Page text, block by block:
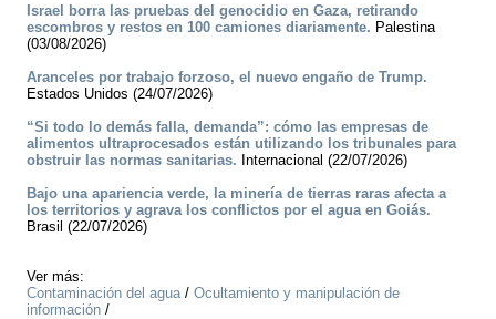
Israel borra las pruebas del genocidio en Gaza, retirando
escombros y restos en 100 camiones diariamente. Palestina
(03/08/2026)
Aranceles por trabajo forzoso, el nuevo engaño de Trump.
Estados Unidos (24/07/2026)
“Si todo lo demás falla, demanda”: cómo las empresas de
alimentos ultraprocesados están utilizando los tribunales para
obstruir las normas sanitarias. Internacional (22/07/2026)
Bajo una apariencia verde, la minería de tierras raras afecta a
los territorios y agrava los conflictos por el agua en Goiás.
Brasil (22/07/2026)
Ver más:
Contaminación del agua/ Ocultamiento y manipulación de
información /